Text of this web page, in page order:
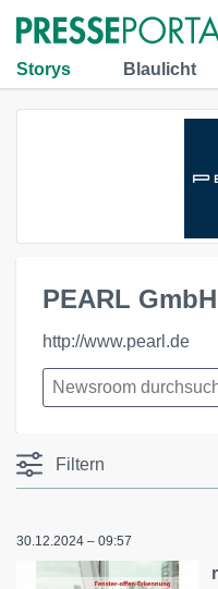
Storys Blaulicht
PEARL GmbH
http://www.pearl.de
Filtern
30.12.2024 – 09:57